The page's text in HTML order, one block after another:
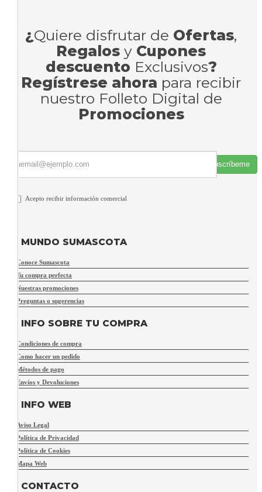
¿Quiere disfrutar de Ofertas,
Regalos y Cupones
descuento Exclusivos?
Regístrese ahora para recibir
nuestro Folleto Digital de
Promociones
Suscríbeme
Acepto recibir información comercial
MUNDO SUMASCOTA
Conoce Sumascota
Tu compra perfecta
Nuestras promociones
Preguntas o sugerencias
INFO SOBRE TU COMPRA
Condiciones de compra
Como hacer un pedido
Métodos de pago
Envíos y Devoluciones
INFO WEB
Aviso Legal
Política de Privacidad
Política de Cookies
Mapa Web
CONTACTO